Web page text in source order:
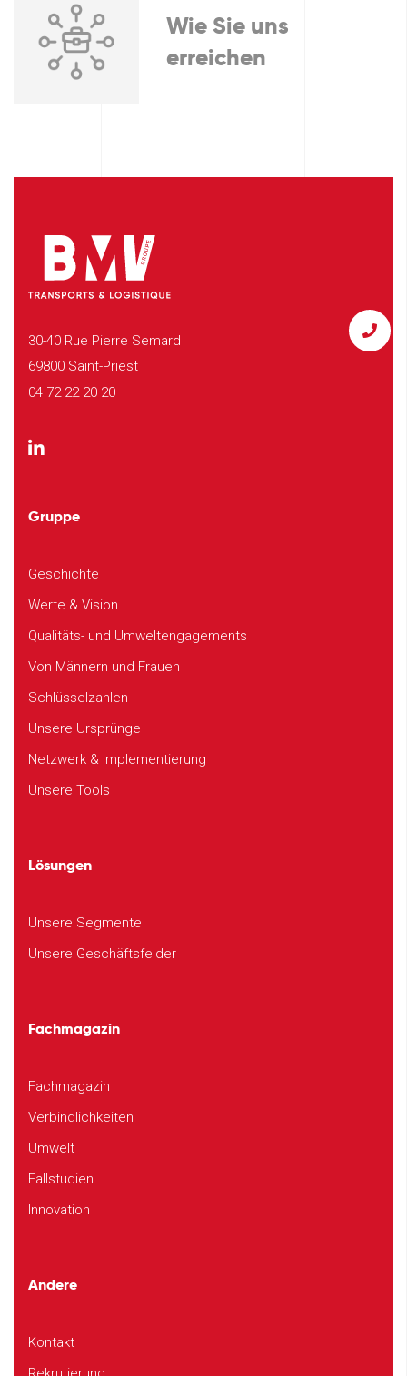
Wie Sie uns
erreichen
30-40 Rue Pierre Semard
69800 Saint-Priest
04 72 22 20 20
Gruppe
Geschichte
Werte & Vision
Qualitäts- und Umweltengagements
Von Männern und Frauen
Schlüsselzahlen
Unsere Ursprünge
Netzwerk & Implementierung
Unsere Tools
Lösungen
Unsere Segmente
Unsere Geschäftsfelder
Fachmagazin
Fachmagazin
Verbindlichkeiten
Umwelt
Fallstudien
Innovation
Andere
Kontakt